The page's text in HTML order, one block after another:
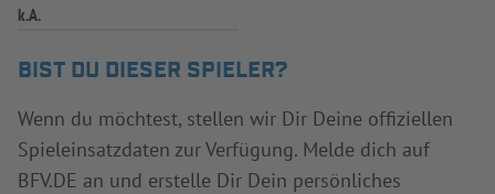
k.A.
BIST DU DIESER SPIELER?
Wenn du möchtest, stellen wir Dir Deine offiziellen
Spieleinsatzdaten zur Verfügung. Melde dich auf
BFV.DE an und erstelle Dir Dein persönliches